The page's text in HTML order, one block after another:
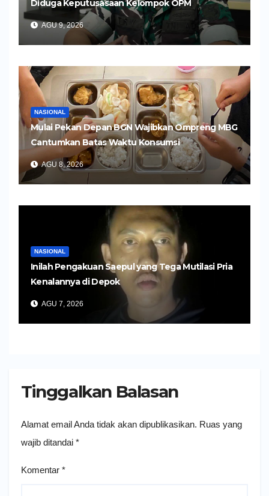
Diduga Keputusasaan Kelompok OPM
AGU 9, 2026
NASIONAL
Mulai Pekan Depan BGN Wajibkan Ompreng MBG
Cantumkan Batas Waktu Konsumsi
AGU 8, 2026
NASIONAL
Inilah Pengakuan Saepul yang Tega Mutilasi Pria
Kenalannya di Depok
AGU 7, 2026
Tinggalkan Balasan
Alamat email Anda tidak akan dipublikasikan. Ruas yang
wajib ditandai *
Komentar *